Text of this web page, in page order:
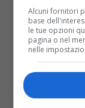
Alcuni fornitori
base
le tue opzioni
pagina o nel
nelle